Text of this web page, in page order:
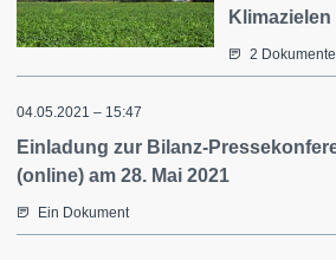
Klimazielen
2 Dokumente
04.05.2021 – 15:47
Einladung zur Bilanz-
(online) am 28. Mai 2021
Ein Dokument